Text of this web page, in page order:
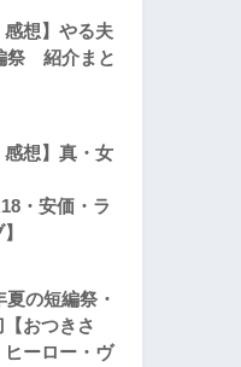
感想】やる夫
祭 紹介まと
感想】真・女
・安価・ラ
夏の短編祭・
おつきさ
ヒーロー・ヴ